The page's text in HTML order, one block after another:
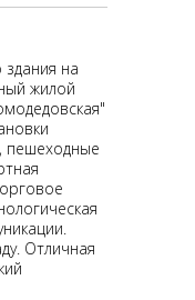
на
жилой
пешеходные
Отличная